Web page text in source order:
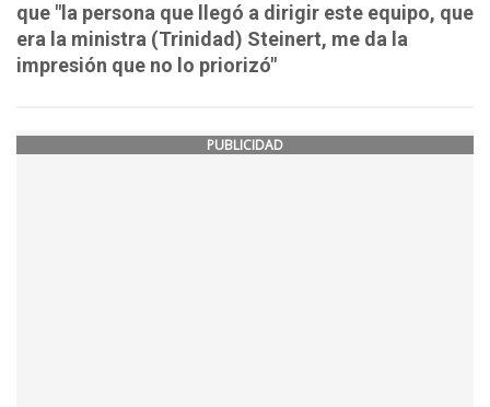
que "la persona que llegó a dirigir este equipo, que
era la ministra (Trinidad) Steinert, me da la
impresión que no lo priorizó"
PUBLICIDAD